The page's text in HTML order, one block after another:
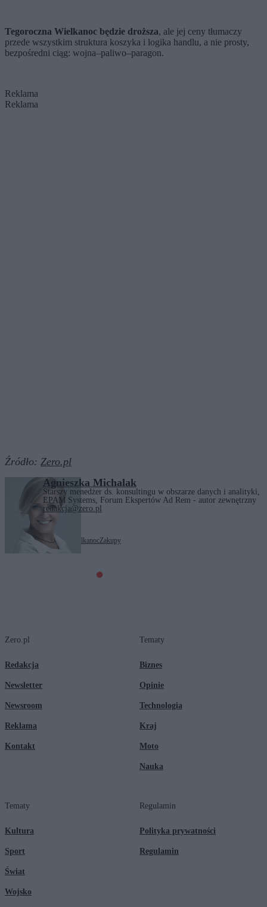
Tegoroczna Wielkanoc będzie droższa, ale jej ceny tłumaczy
przede wszystkim struktura koszyka i logika handlu, a nie prosty,
bezpośredni ciąg: wojna–paliwo–paragon.
Reklama
Reklama
Źródło: Zero.pl
Agnieszka Michalak
Starszy menedżer ds. konsultingu w obszarze danych i analityki,
EPAM Systems, Forum Ekspertów Ad Rem - autor zewnętrzny
redakcja@zero.pl
CenyCzekolada WielkanocZakupy
Zero.pl
Redakcja
Newsletter
Newsroom
Reklama
Kontakt
Tematy
Biznes
Opinie
Technologia
Kraj
Moto
Nauka
Tematy
Kultura
Sport
Świat
Wojsko
Regulamin
Polityka prywatności
Regulamin